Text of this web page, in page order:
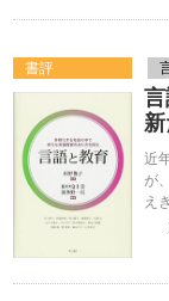
書評
近
が
え